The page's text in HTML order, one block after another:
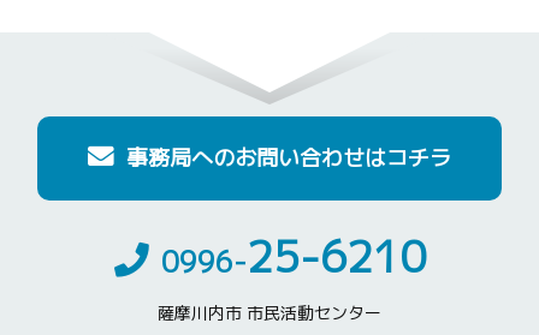
事務局へのお問い合わせはコチラ
0996-25-6210
薩摩川内市 市民活動センター